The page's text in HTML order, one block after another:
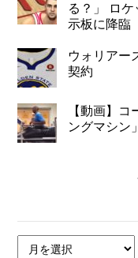
る？」 ロ
示板に降臨
ウォリアー
契約
【動画】
ングマシン